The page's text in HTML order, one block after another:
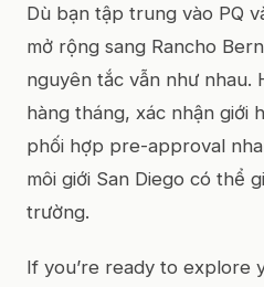
Dù bạn tập trung vào PQ
mở rộng sang Rancho
nguyên tắc vẫn như nhau.
hàng tháng, xác nhận giới
phối hợp pre-approval
môi giới San Diego có thể
trường.
If you’re ready to explore